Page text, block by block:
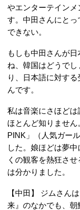
やエンターテイン
す。中田さんにと
できない。
もしも中田さんが
ね、韓国はどうで
り、日本語に対す
んです。
私は音楽にさほど
ほとんど知りませ
PINK」（人気ガー
した。娘ほどは夢
くの観客を熱狂さ
は分かりました。
【中田】 ジムさん
来』のなかでも、